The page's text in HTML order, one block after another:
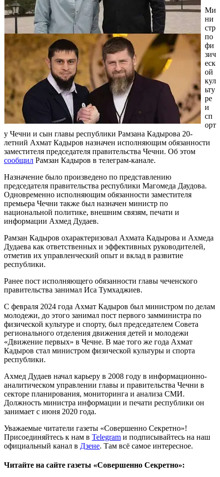
Ми
ни
стр
по
фи
зич
еск
ой
кул
ьту
ре
и
сп
орт
у Чечни и сын главы республики Рамзана Кадырова 20-
летний Ахмат Кадыров назначен исполняющим обязанности
заместителя председателя правительства Чечни. Об этом
сообщил Рамзан Кадыров в телеграм-канале.
Назначение было произведено по представлению
председателя правительства республики Магомеда Даудова.
Одновременно исполняющим обязанности заместителя
премьера Чечни также был назначен министр по
национальной политике, внешним связям, печати и
информации Ахмед Дудаев.
Рамзан Кадыров охарактеризовал Ахмата Кадырова и Ахмеда
Дудаева как ответственных и эффективных руководителей,
отметив их управленческий опыт и вклад в развитие
республики.
Ранее пост исполняющего обязанности главы чеченского
правительства занимал Иса Тумхаджиев.
С февраля 2024 года Ахмат Кадыров был министром по делам
молодежи, до этого занимал пост первого замминистра по
физической культуре и спорту, был председателем Совета
регионального отделения движения детей и молодежи
«Движение первых» в Чечне. В мае того же года Ахмат
Кадыров стал министром физической культуры и спорта
республики.
Ахмед Дудаев начал карьеру в 2008 году в информационно-
аналитическом управлении главы и правительства Чечни в
секторе планирования, мониторинга и анализа СМИ.
Должность министра информации и печати республики он
занимает с июня 2020 года.
Уважаемые читатели газеты «Совершенно Секретно»!
Присоединяйтесь к нам в Telegram и подписывайтесь на наш
официальный канал в Дзене. Там всё самое интересное.
Читайте на сайте газеты «Совершенно Секретно»: